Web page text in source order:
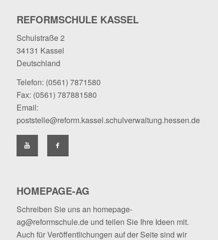
REFORMSCHULE KASSEL
Schulstraße 2
34131 Kassel
Deutschland
Telefon: (0561) 7871580
Fax: (0561) 787881580
Email:
poststelle@reform.kassel.schulverwaltung.hessen.de
HOMEPAGE-AG
Schreiben Sie uns an homepage-
ag@reformschule.deund teilen Sie Ihre Ideen mit.
Auch für Veröffentlichungen auf der Seite sind wir